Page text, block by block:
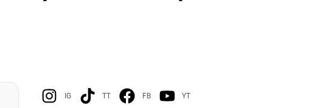
IG TT FB YT